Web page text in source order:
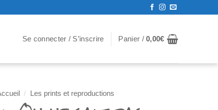
Se connecter / S’inscrire Panier /0,00€
/ Les prints et reproductions